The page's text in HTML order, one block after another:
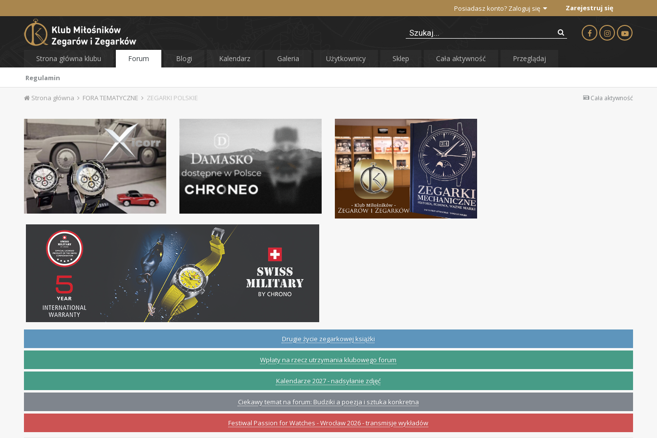
Posiadasz konto? Zaloguj się Zarejestruj się
Strona główna klubu Forum
Regulamin
Blogi Kalendarz Galeria Użytkownicy Sklep Cała aktywność Przeglądaj
Cała aktywność
Strona główna FORA TEMATYCZNE ZEGARKI POLSKIE
Drugie życie zegarkowej książki
Wpłaty na rzecz utrzymania klubowego forum
Kalendarze 2027 - nadsyłanie zdjęć
Ciekawy temat na forum: Budziki a poezja i sztuka konkretna
Festiwal Passion for Watches - Wrocław 2026 - transmisje wykładów